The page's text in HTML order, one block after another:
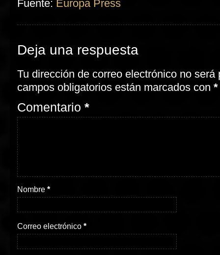
Fuente: Europa Press
Deja una respuesta
Tu dirección de correo electrónico no será
campos obligatorios están marcados con *
Comentario *
Nombre *
Correo electrónico *